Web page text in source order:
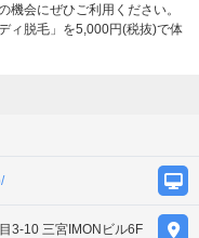
会にぜひご利用ください。
ィ脱毛」を5,000円(税抜)で体
3-10 三宮IMONビル6F